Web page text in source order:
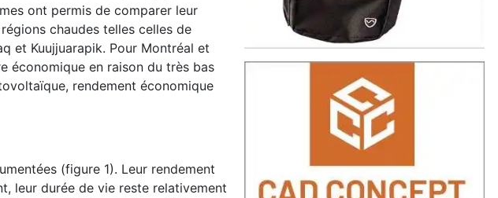
ont permis de comparer leur
chaudes telles celles de
et Kuujjuarapik. Pour Montréal et
économique en raison du très bas
rendement économique
(figure 1). Leur rendement
leur durée de vie reste relativement